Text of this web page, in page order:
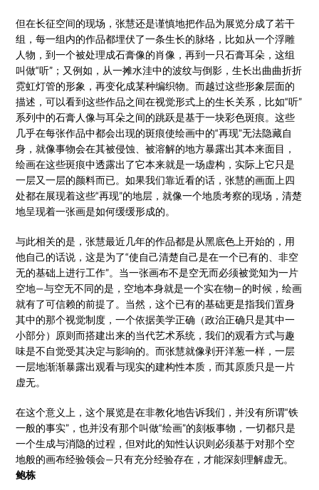
但在长征空间的现场，张慧还是谨慎地把作品为展览分成了若干
组，每一组内的作品都埋伏了一条生长的脉络，比如从一个浮雕
人物，到一个被处理成石膏像的肖像，再到一只石膏耳朵，这组
叫做“听”；又例如，从一摊水洼中的波纹与倒影，生长出曲曲折折
霓虹灯管的形象，再变化成某种编织物。而越过这些形象层面的
描述，可以看到这些作品之间在视觉形式上的生长关系，比如“听”
系列中的石膏人像与耳朵之间的跳跃是基于一块彩色斑痕。这些
几乎在每张作品中都会出现的斑痕使绘画中的“再现”无法隐藏自
身，就像事物会在其被侵蚀、被溶解的地方暴露出其本来面目，
绘画在这些斑痕中透露出了它本来就是一场虚构，实际上它只是
一层又一层的颜料而已。如果我们靠近看的话，张慧的画面上四
处都在展现着这些“再现”的地层，就像一个地质考察的现场，清楚
地呈现着一张画是如何缓缓形成的。
与此相关的是，张慧最近几年的作品都是从黑底色上开始的，用
他自己的话说，这是为了“使自己清楚自己是在一个已有的、非空
无的基础上进行工作”。当一张画布不是空无而必须被觉知为一片
空地—与空无不同的是，空地本身就是一个实在物—的时候，绘画
就有了可信赖的前提了。当然，这个已有的基础更是指我们置身
其中的那个视觉制度，一个依据美学正确（政治正确只是其中一
小部分）原则而搭建出来的当代艺术系统，我们的观看方式与趣
味是不自觉受其决定与影响的。而张慧就像剥开洋葱一样，一层
一层地渐渐暴露出观看与现实的建构性本质，而其原质只是一片
虚无。
在这个意义上，这个展览是在非教化地告诉我们，并没有所谓“铁
一般的事实”，也并没有那个叫做“绘画”的刻板事物，一切都只是
一个生成与消隐的过程，但对此的知性认识则必须基于对那个空
地般的画布经验领会—只有充分经验存在，才能深刻理解虚无。
鲍栋